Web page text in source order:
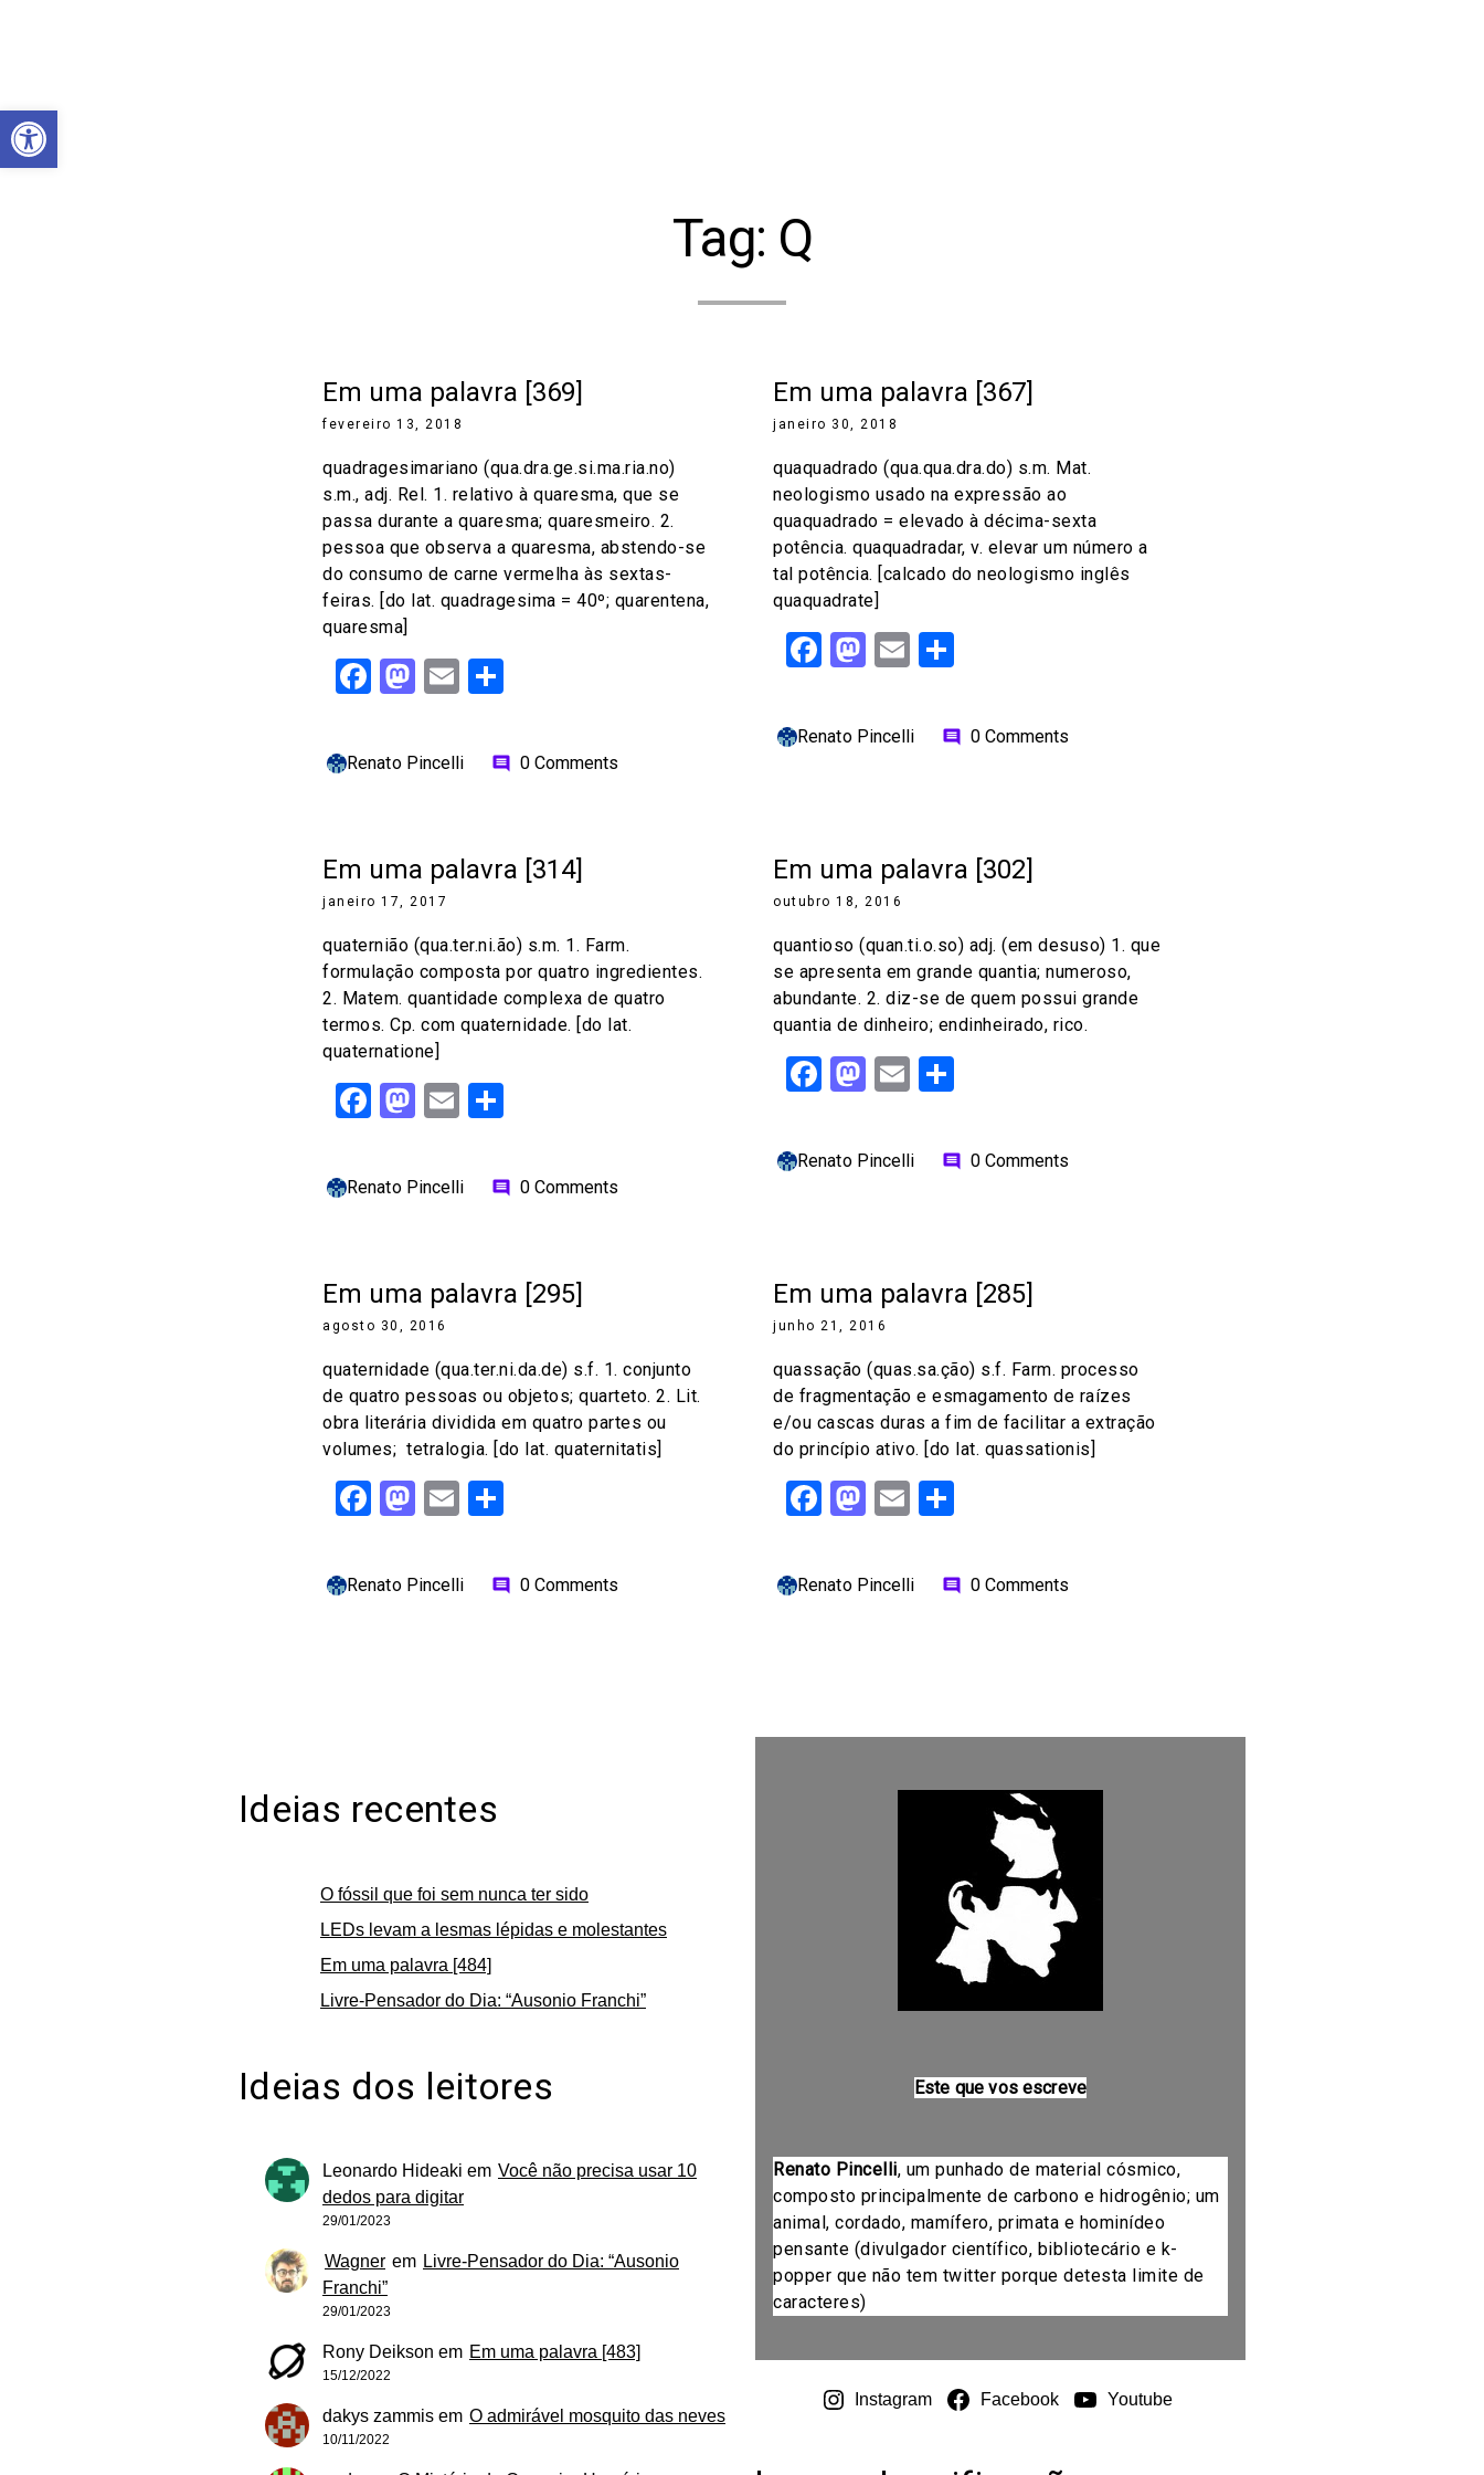
Abrir a barra de ferramentas
Tag: Q
Em uma palavra [369]
fevereiro 13, 2018
quadragesimariano (qua.dra.ge.si.ma.ria.no)
s.m., adj. Rel. 1. relativo à quaresma, que se
passa durante a quaresma; quaresmeiro. 2.
pessoa que observa a quaresma, abstendo-se
do consumo de carne vermelha às sextas-
feiras. [do lat. quadragesima = 40º; quarentena,
quaresma]
Facebook
Mastodon
Email
Renato Pincelli comment 0 Comments
Em uma palavra [367]
janeiro 30, 2018
quaquadrado (qua.qua.dra.do) s.m. Mat.
neologismo usado na expressão ao
quaquadrado = elevado à décima-sexta
potência. quaquadradar, v. elevar um número a
tal potência. [calcado do neologismo inglês
quaquadrate]
Facebook
Mastodon
Email
Renato Pincelli comment 0 Comments
Em uma palavra [314]
janeiro 17, 2017
quaternião (qua.ter.ni.ão) s.m. 1. Farm.
formulação composta por quatro ingredientes.
2. Matem. quantidade complexa de quatro
termos. Cp. com quaternidade. [do lat.
quaternatione]
Facebook
Mastodon
Email
Renato Pincelli comment 0 Comments
Em uma palavra [302]
outubro 18, 2016
quantioso (quan.ti.o.so) adj. (em desuso) 1. que
se apresenta em grande quantia; numeroso,
abundante. 2. diz-se de quem possui grande
quantia de dinheiro; endinheirado, rico.
Facebook
Mastodon
Email
Renato Pincelli comment 0 Comments
Em uma palavra [295]
agosto 30, 2016
quaternidade (qua.ter.ni.da.de) s.f. 1. conjunto
de quatro pessoas ou objetos; quarteto. 2. Lit.
obra literária dividida em quatro partes ou
volumes; tetralogia. [do lat. quaternitatis]
Facebook
Mastodon
Email
Renato Pincelli comment 0 Comments
Em uma palavra [285]
junho 21, 2016
quassação (quas.sa.ção) s.f. Farm. processo
de fragmentação e esmagamento de raízes
e/ou cascas duras a fim de facilitar a extração
do princípio ativo. [do lat. quassationis]
Facebook
Mastodon
Email
Renato Pincelli comment 0 Comments
Ideias recentes
O fóssil que foi sem nunca ter sido
LEDs levam a lesmas lépidas e molestantes
Em uma palavra [484]
Livre-Pensador do Dia: “Ausonio Franchi”
Ideias dos leitores
Leonardo Hideaki em Você não precisa usar 10
dedos para digitar
29/01/2023
Wagner em Livre-Pensador do Dia: “Ausonio
Franchi”
29/01/2023
Rony Deikson em Em uma palavra [483]
15/12/2022
dakys zammis em O admirável mosquito das neves
10/11/2022
Este que vos escreve
Renato Pincelli, um punhado de material cósmico,
composto principalmente de carbono e hidrogênio; um
animal, cordado, mamífero, primata e hominídeo
pensante (divulgador científico, bibliotecário e k-
popper que não tem twitter porque detesta limite de
caracteres)
Instagram Facebook Youtube